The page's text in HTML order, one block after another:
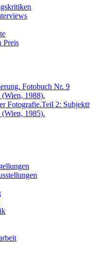
Preis
Fotobuch Nr. 9
1988).
Fotografie.Teil 2:
1985).